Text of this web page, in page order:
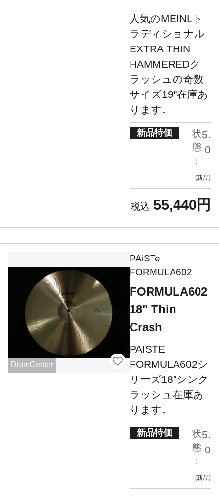
人気のMEINLト
ラディショナル
EXTRA THIN
HAMMEREDク
ラッシュの奇数
サイズ19"在庫あ
ります。
新品特価
状
態
：
5.
0
新品
55,440円
DrumCenter
PAiSTe
FORMULA602
FORMULA602
18" Thin
Crash
PAISTE
FORMULA602シ
リーズ18"シンク
ラッシュ在庫あ
ります。
新品特価
状
態
：
5.
0
新品